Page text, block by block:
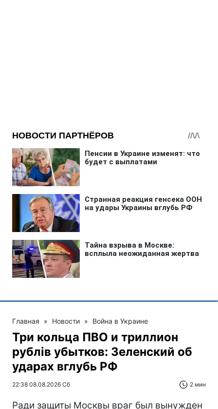
Главная » Новости » Война в Украине
Три кольца ПВО и триллион
рублів убытков: Зеленский об
ударах вглубь РФ
22:38 08.08.2026 Сб 2 мин
Ради защиты Москвы враг был вынужден